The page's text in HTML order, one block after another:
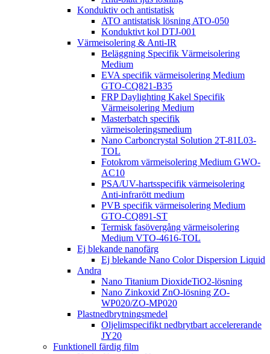
Konduktiv och antistatisk
ATO antistatisk lösning ATO-050
Konduktivt kol DTJ-001
Värmeisolering & Anti-IR
Beläggning Specifik Värmeisolering
Medium
EVA specifik värmeisolering Medium
GTO-CQ821-B35
FRP Daylighting Kakel Specifik
Värmeisolering Medium
Masterbatch specifik
värmeisoleringsmedium
Nano Carboncrystal Solution 2T-81L03-
TOL
Fotokrom värmeisolering Medium GWO-
AC10
PSA/UV-hartsspecifik värmeisolering
Anti-infrarött medium
PVB specifik värmeisolering Medium
GTO-CQ891-ST
Termisk fasövergång värmeisolering
Medium VTO-4616-TOL
Ej blekande nanofärg
Ej blekande Nano Color Dispersion Liquid
Andra
Nano Titanium DioxideTiO2-lösning
Nano Zinkoxid ZnO-lösning ZO-
WP020/ZO-MP020
Plastnedbrytningsmedel
Oljelimspecifikt nedbrytbart accelererande
JY20
Funktionell färdig film